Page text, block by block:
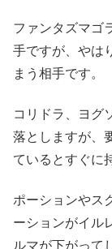
ファンタズマゴ
手ですが、やは
まう相手です。
コリドラ、ヨグ
落としますが、
ているとすぐに
ポーションやス
ーションがイル
ルマが下がって